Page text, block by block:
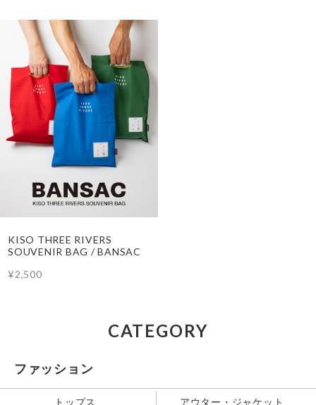
KISO THREE RIVERS
SOUVENIR BAG / BANSAC
¥2,500
CATEGORY
ファッション
トップス アウター・ジャケット